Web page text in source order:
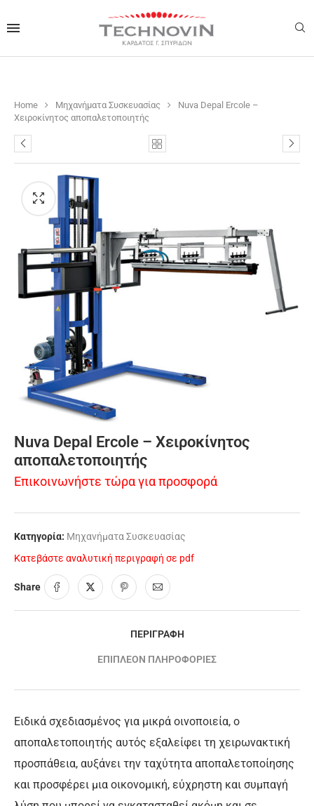
Home Μηχανήματα Συσκευασίας
Nuva Depal Ercole –
Χειροκίνητος αποπαλετοποιητής
Nuva Depal Ercole – Χειροκίνητος
αποπαλετοποιητής
Επικοινωνήστε τώρα για προσφορά
Κατηγορία: Μηχανήματα Συσκευασίας
Κατεβάστε αναλυτική περιγραφή σε pdf
Share
ΠΕΡΙΓΡΑΦΉ
ΕΠΙΠΛΈΟΝ ΠΛΗΡΟΦΟΡΊΕΣ
Ειδικά σχεδιασμένος για μικρά οινοποιεία, ο
αποπαλετοποιητής αυτός εξαλείφει τη χειρωνακτική
προσπάθεια, αυξάνει την ταχύτητα αποπαλετοποίησης
και προσφέρει μια οικονομική, εύχρηστη και συμπαγή